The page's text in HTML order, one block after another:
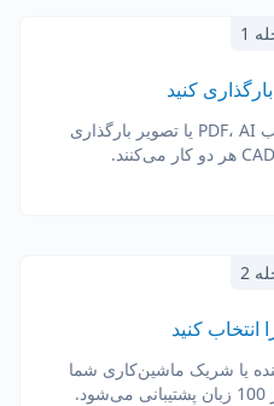
1
کنید
نقشه مهندسی خود را در قالب PDF، AI یا تصویر بارگذاری
2
انتخاب کنید
یا شریک ماشین‌کاری شما